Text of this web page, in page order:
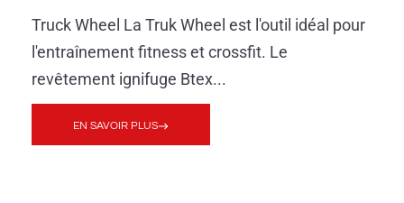
Truck Wheel La Truk Wheel est l'outil idéal pour
l'entraînement fitness et crossfit. Le
revêtement ignifuge Btex...
EN SAVOIR PLUS